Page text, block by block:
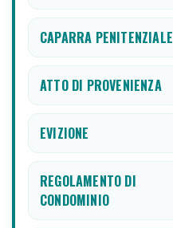
CAPARRA PENITENZIALE
ATTO DI PROVENIENZA
EVIZIONE
REGOLAMENTO DI
CONDOMINIO